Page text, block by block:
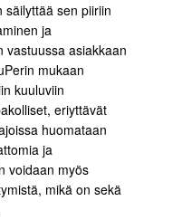
säilyttää sen piiriin
ja
vastuussa asiakkaan
mukaan
kuuluviin
eriyttävät
huomataan
ja
voidaan myös
mikä on sekä